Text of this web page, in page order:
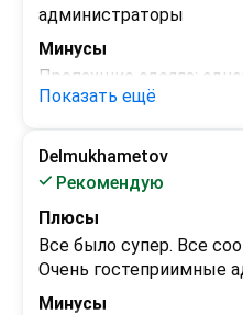
администраторы
Минусы
Пропахшие одеяла;
душ, в котором легко
Показать ещё
Delmukhametov
Рекомендую
Плюсы
Все было супер. Все
Очень гостеприимные
Минусы